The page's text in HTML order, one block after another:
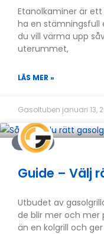
Etanolkaminer är
ha en stämningsfull
du vill värma upp
uterummet,
LÄS MER »
Gasoltuben januari 13,
GUIDER
Guide – Välj
Utbudet av
de blir mer och mer
än en kolgrill och ger